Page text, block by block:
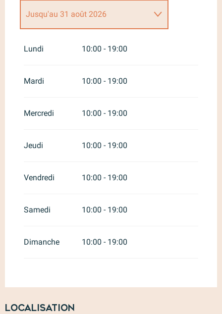
2026
Jusqu'au 31 août 2026
2027
Lundi 10:00 - 19:00
Mardi 10:00 - 19:00
Mercredi 10:00 - 19:00
Jeudi 10:00 - 19:00
Vendredi 10:00 - 19:00
Samedi 10:00 - 19:00
Dimanche 10:00 - 19:00
Localisation